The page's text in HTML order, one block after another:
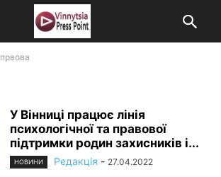
првова
У Вінниці працює лінія
психологічної та правової
підтримки родин захисників і...
НОВИНИ Редакція - 27.04.2022